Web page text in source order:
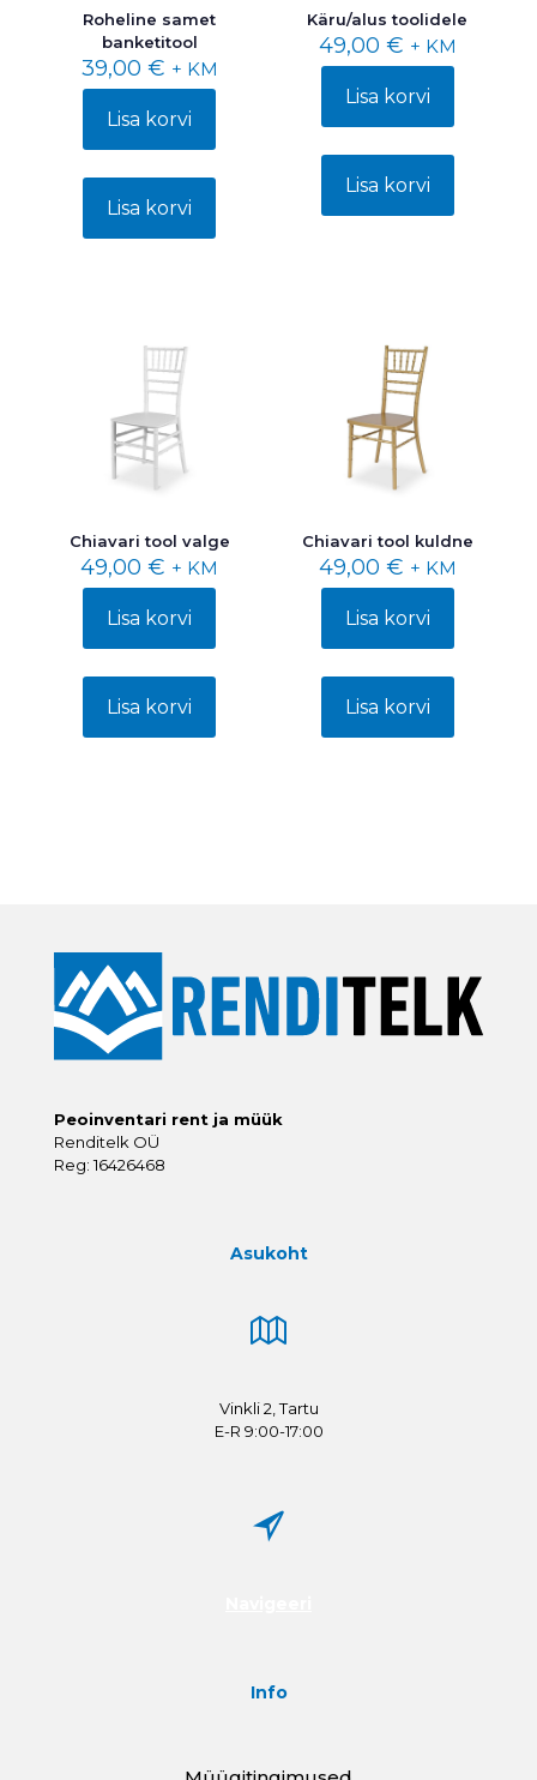
Roheline samet
banketitool
39,00 € + KM
Lisa korvi
Lisa korvi
Käru/alus toolidele
49,00 € + KM
Lisa korvi
Lisa korvi
Chiavari tool valge
49,00€ + KM
Lisa korvi
Lisa korvi
Chiavari tool kuldne
49,00 € + KM
Lisa korvi
Lisa korvi
Peoinventari rent ja müük
Renditelk OÜ
Reg: 16426468
Asukoht
Vinkli 2, Tartu
E-R 9:00-17:00
Info